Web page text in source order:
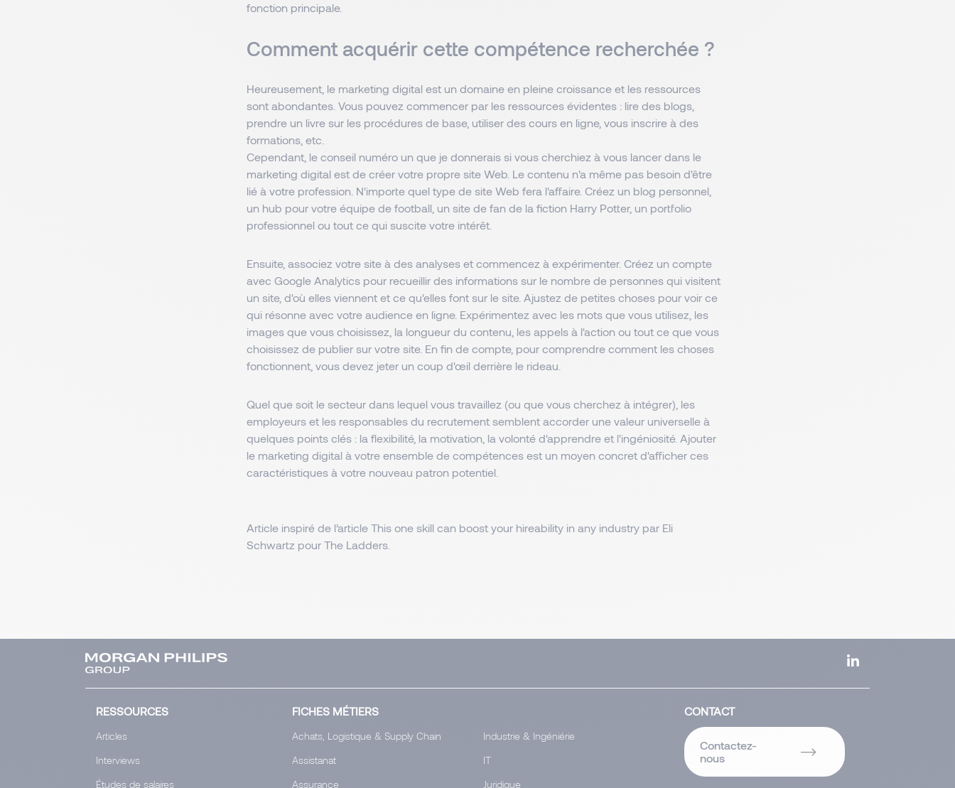
fonction principale.
Comment acquérir cette compétence recherchée ?
Heureusement, le marketing digital est un domaine en pleine croissance et les ressources
sont abondantes. Vous pouvez commencer par les ressources évidentes : lire des blogs,
prendre un livre sur les procédures de base, utiliser des cours en ligne, vous inscrire à des
formations, etc.
Cependant, le conseil numéro un que je donnerais si vous cherchiez à vous lancer dans le
marketing digital est de créer votre propre site Web. Le contenu n'a même pas besoin d'être
lié à votre profession. N'importe quel type de site Web fera l'affaire. Créez un blog personnel,
un hub pour votre équipe de football, un site de fan de la fiction Harry Potter, un portfolio
professionnel ou tout ce qui suscite votre intérêt.
Ensuite, associez votre site à des analyses et commencez à expérimenter. Créez un compte
avec Google Analytics pour recueillir des informations sur le nombre de personnes qui visitent
un site, d'où elles viennent et ce qu'elles font sur le site. Ajustez de petites choses pour voir ce
qui résonne avec votre audience en ligne. Expérimentez avec les mots que vous utilisez, les
images que vous choisissez, la longueur du contenu, les appels à l'action ou tout ce que vous
choisissez de publier sur votre site. En fin de compte, pour comprendre comment les choses
fonctionnent, vous devez jeter un coup d'œil derrière le rideau.
Quel que soit le secteur dans lequel vous travaillez (ou que vous cherchez à intégrer), les
employeurs et les responsables du recrutement semblent accorder une valeur universelle à
quelques points clés : la flexibilité, la motivation, la volonté d'apprendre et l'ingéniosité. Ajouter
le marketing digital à votre ensemble de compétences est un moyen concret d'afficher ces
caractéristiques à votre nouveau patron potentiel.
Article inspiré de l’article This one skill can boost your hireability in any industry par Eli
Schwartz pour The Ladders.
RESSOURCES
Articles
Interviews
Études de salaires
FICHES MÉTIERS
Achats, Logistique & Supply Chain
Assistanat
Assurance
Industrie & Ingéniérie
IT
Juridique
CONTACT
Contactez-
nous